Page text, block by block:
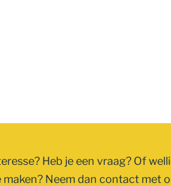
Heb je een vraag? Of
Neem dan contact met